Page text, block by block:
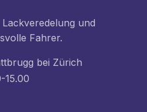
und
Fahrer.
bei Zürich
15.00